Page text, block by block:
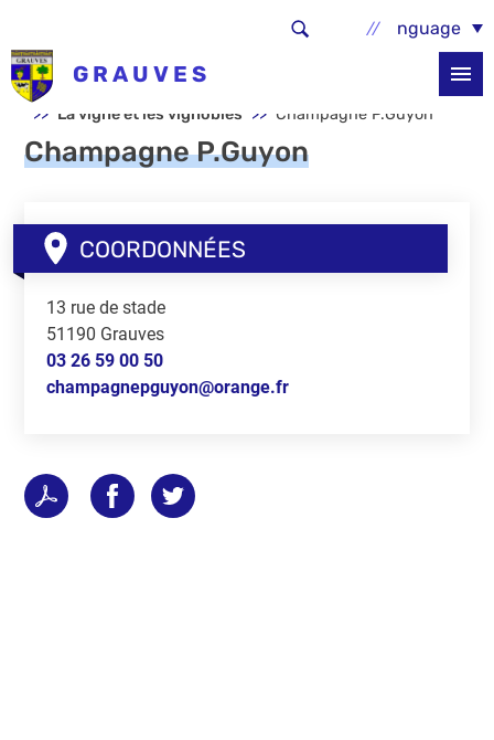
Select Language
GRAUVES
Accueil
La vigne et les vignobles
Champagne P.Guyon
Champagne P.Guyon
COORDONNÉES
13 rue de stade
51190 Grauves
03 26 59 00 50
champagnepguyon@orange.fr